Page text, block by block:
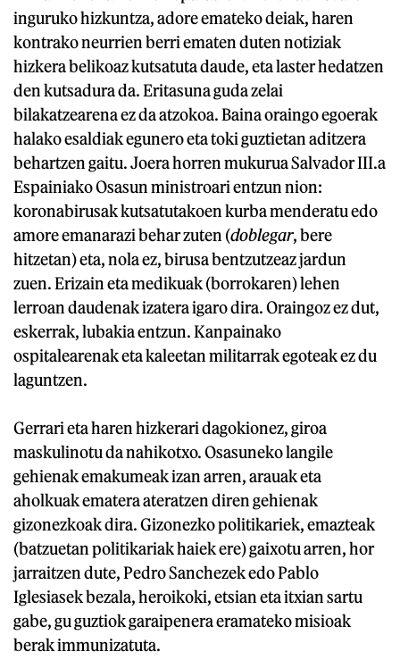
inguruko hizkuntza, adore emateko deiak, haren
kontrako neurrien berri ematen duten notiziak
hizkera belikoaz kutsatuta daude, eta laster hedatzen
den kutsadura da. Eritasuna guda zelai
bilakatzearena ez da atzokoa. Baina oraingo egoerak
halako esaldiak egunero eta toki guztietan aditzera
behartzen gaitu. Joera horren mukurua Salvador III.a
Espainiako Osasun ministroari entzun nion:
koronabirusak kutsatutakoen kurba menderatu edo
amore emanarazi behar zuten (doblegar, bere
hitzetan) eta, nola ez, birusa bentzutzeaz jardun
zuen. Erizain eta medikuak (borrokaren) lehen
lerroan daudenak izatera igaro dira. Oraingoz ez dut,
eskerrak, lubakia entzun. Kanpainako
ospitalearenak eta kaleetan militarrak egoteak ez du
laguntzen.
Gerrari eta haren hizkerari dagokionez, giroa
maskulinotu da nahikotxo. Osasuneko langile
gehienak emakumeak izan arren, arauak eta
aholkuak ematera ateratzen diren gehienak
gizonezkoak dira. Gizonezko politikariek, emazteak
(batzuetan politikariak haiek ere) gaixotu arren, hor
jarraitzen dute, Pedro Sanchezek edo Pablo
Iglesiasek bezala, heroikoki, etsian eta itxian sartu
gabe, gu guztiok garaipenera eramateko misioak
berak immunizatuta.